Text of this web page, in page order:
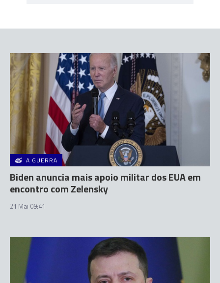
A GUERRA
Biden anuncia mais apoio militar dos EUA em
encontro com Zelensky
21 Mai 09:41